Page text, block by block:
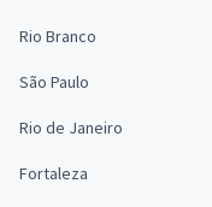
Rio Branco
São Paulo
Rio de Janeiro
Fortaleza